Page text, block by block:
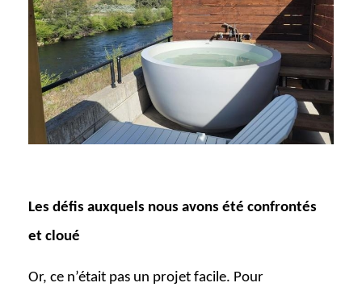
Les défis auxquels nous avons été confrontés
et cloué
Or, ce n’était pas un projet facile. Pour